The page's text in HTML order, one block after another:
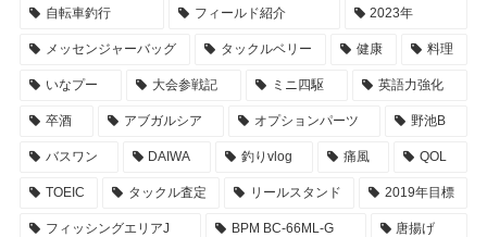
自転車釣行 フィールド紹介 2023年
メッセンジャーバッグ タックルベリー 健康 料理
いなプー 大会参戦記 ミニ四駆 英語力強化
卒酒 アブガルシア オプションパーツ 野池B
バスワン DAIWA 釣りvlog 痛風 QOL
TOEIC タックル査定 リールスタンド 2019年目標
フィッシングエリアJ BPM BC-66ML-G 唐揚げ